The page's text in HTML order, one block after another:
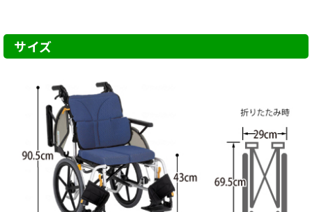
サイズ